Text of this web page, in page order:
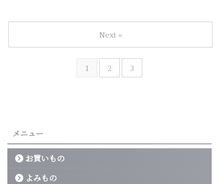
1 2 3
Next »
メニュー
お買いもの
よみもの